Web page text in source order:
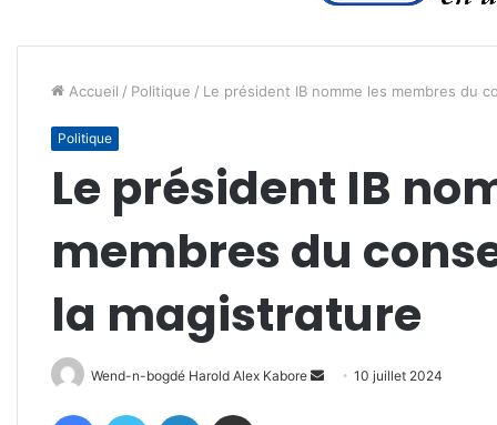
Accueil / Politique / Le président IB nomme les membres du
Politique
Le président IB
membres du
la magistrature
Wend-n-bogdé Harold Alex Kabore
Envoyer10 juillet 2024
FacebookTwitter Linkedin